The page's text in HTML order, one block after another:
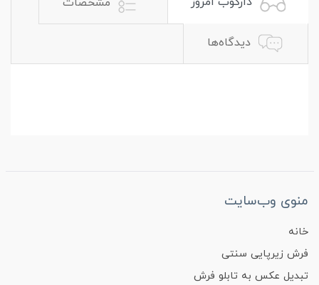
مشخصات
دیدگاه‌ها
منوی وب‌سایت
خانه
فرش زیرپایی سنتی
تبدیل عکس به تابلو فرش